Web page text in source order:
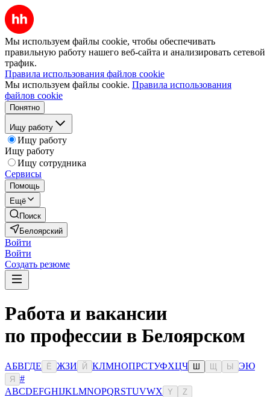
Мы используем файлы cookie, чтобы обеспечивать
правильную работу нашего веб-сайта и анализировать сетевой
трафик.
Правила использования файлов cookie
Мы используем файлы cookie. Правила использования
файлов cookie
Понятно
Ищу работу
Ищу работу
Ищу работу
Ищу сотрудника
Сервисы
Помощь
Ещё
Поиск
Белоярский
Войти
Войти
Создать резюме
Работа и вакансии
по профессии в Белоярском
АБВГДЕ Ё ЖЗИ Й КЛМНОПРСТУФХЦЧ Ы ЭЮ
Я
#
ABCDEFGHIJKLMNOPQRSTUVWX Y Z